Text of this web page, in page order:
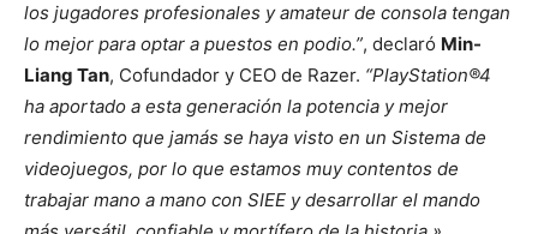
los jugadores profesionales y amateur de consola tengan
lo mejor para optar a puestos en podio.”, declaró Min-
Liang Tan, Cofundador y CEO de Razer. “PlayStation®4
ha aportado a esta generación la potencia y mejor
rendimiento que jamás se haya visto en un Sistema de
videojuegos, por lo que estamos muy contentos de
trabajar mano a mano con SIEE y desarrollar el mando